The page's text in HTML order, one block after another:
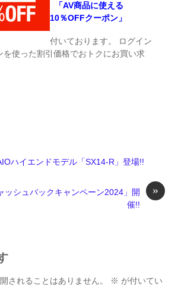
「AV商品に使える
10％OFFクーポン」
付いております。 ログイン
を使った割引価格でおトクにお買い求
ハイエンドモデル「SX14-R」登場!!
»
ッシュバックキャンペーン2024」開
催!!
されることはありません。 ※ が付いてい